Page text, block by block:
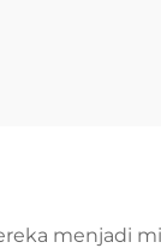
menjadi